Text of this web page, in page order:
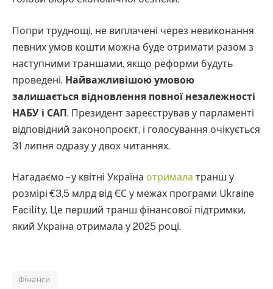
Попри труднощі, не виплачені через невиконання
певних умов кошти можна буде отримати разом з
наступними траншами, якщо реформи будуть
проведені. Найважливішою умовою
залишається відновлення повної незалежності
НАБУ і САП. Президент зареєстрував у парламенті
відповідний законопроєкт, і голосування очікується
31 липня одразу у двох читаннях.
Нагадаємо – у квітні Україна отримала транш у
розмірі €3,5 млрд від ЄС у межах програми Ukraine
Facility. Це перший транш фінансової підтримки,
який Україна отримала у 2025 році.
Фінанси